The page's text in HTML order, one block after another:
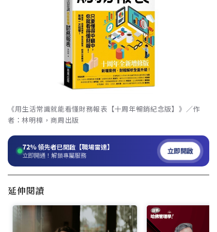
《用生活常識就能看懂財務報表【十周年暢銷紀念版】》／作
者：林明樟，商周出版
72%領先者已開啟【職場雷達】
立即開通！解鎖專屬服務 立即開啟
延伸閱讀